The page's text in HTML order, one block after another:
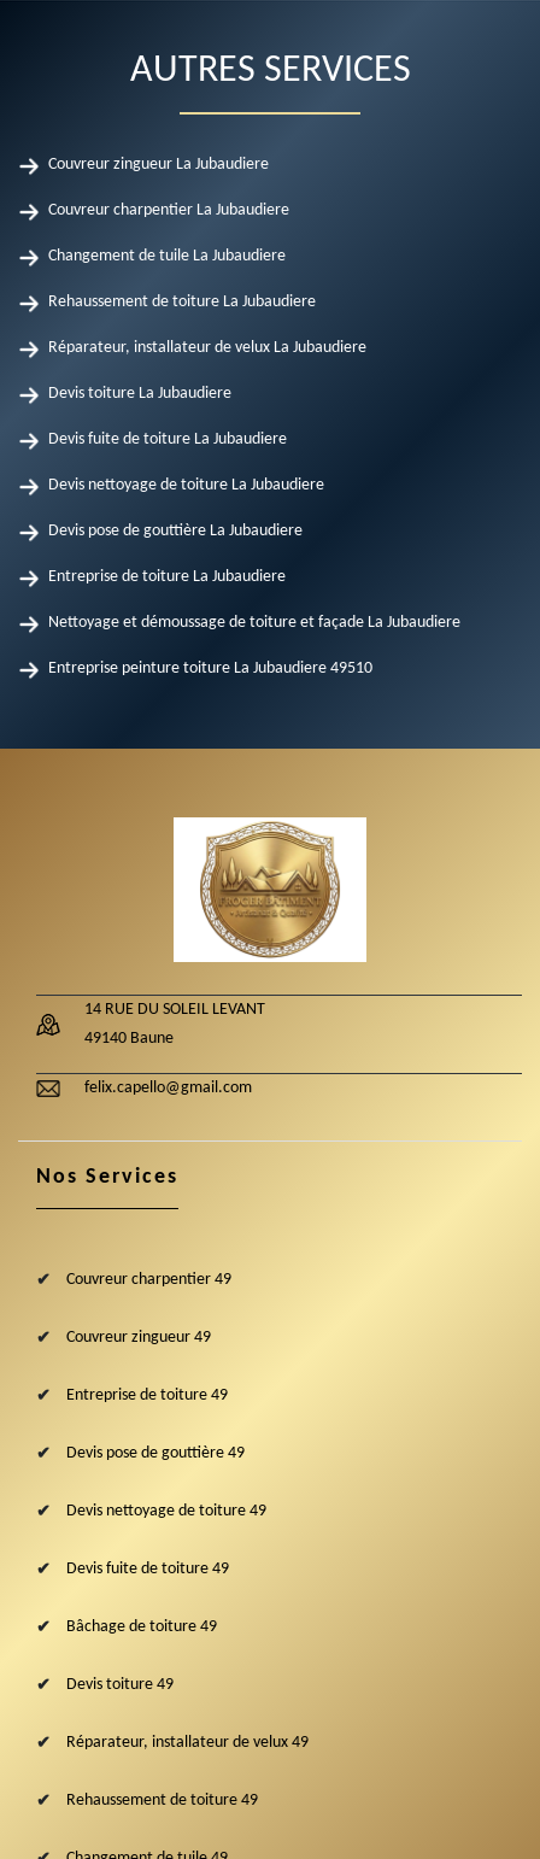
AUTRES SERVICES
Couvreur zingueur La Jubaudiere
Couvreur charpentier La Jubaudiere
Changement de tuile La Jubaudiere
Rehaussement de toiture La Jubaudiere
Réparateur, installateur de velux La Jubaudiere
Devis toiture La Jubaudiere
Devis fuite de toiture La Jubaudiere
Devis nettoyage de toiture La Jubaudiere
Devis pose de gouttière La Jubaudiere
Entreprise de toiture La Jubaudiere
Nettoyage et démoussage de toiture et façade La Jubaudiere
Entreprise peinture toiture La Jubaudiere 49510
14 RUE DU SOLEIL LEVANT
49140 Baune
felix.capello@gmail.com
Nos Services
Couvreur charpentier 49
Couvreur zingueur 49
Entreprise de toiture 49
Devis pose de gouttière 49
Devis nettoyage de toiture 49
Devis fuite de toiture 49
Bâchage de toiture 49
Devis toiture 49
Réparateur, installateur de velux 49
Rehaussement de toiture 49